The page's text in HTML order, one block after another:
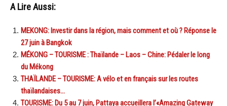
A Lire Aussi:
MEKONG: Investir dans la région, mais comment et où ? Réponse le
27 juin à Bangkok
MÉKONG – TOURISME : Thaïlande – Laos – Chine: Pédaler le long
du Mékong
THAÏLANDE – TOURISME: A vélo et en français sur les routes
thaïlandaises…
TOURISME: Du 5 au 7 juin, Pattaya accueillera l’«Amazing Gateway